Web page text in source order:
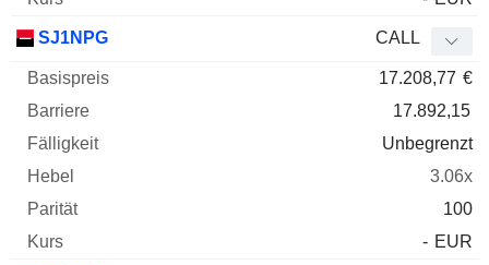
SJ1NPG CALL
17.208,77 €
17.892,15
Unbegrenzt
3.06x
100
- EUR